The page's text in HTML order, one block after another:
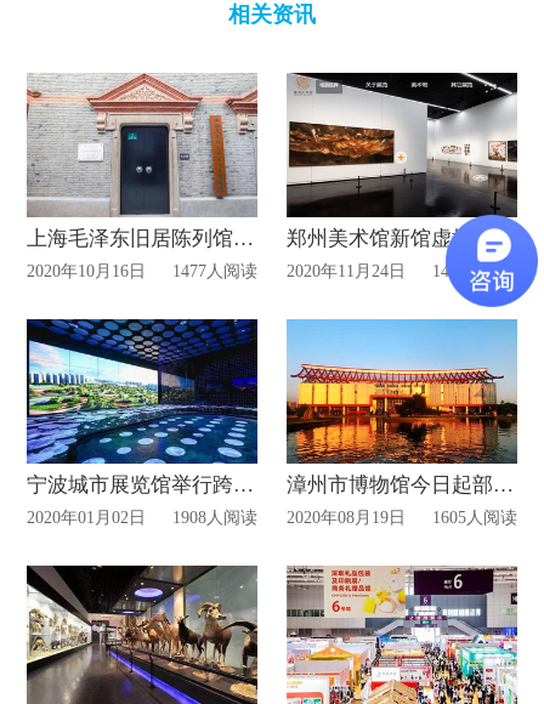
相关资讯
上海毛泽东旧居陈列馆重新开放
2020年10月16日 1477人阅读
郑州美术馆新馆虚拟展厅上线!
2020年11月24日 1495人阅读
宁波城市展览馆举行跨年活动
2020年01月02日 1908人阅读
漳州市博物馆今日起部分展厅免费开放!
2020年08月19日 1605人阅读